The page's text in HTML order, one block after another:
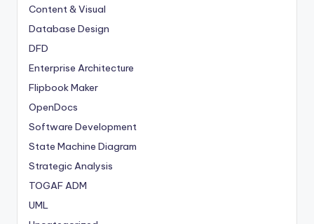
Content & Visual
Database Design
DFD
Enterprise Architecture
Flipbook Maker
OpenDocs
Software Development
State Machine Diagram
Strategic Analysis
TOGAF ADM
UML